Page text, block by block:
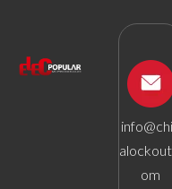
om